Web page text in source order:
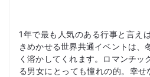
1年で最も人気のある行事と言え
きめかせる世界共通イベントは、
く溶かしてくれます。ロマンチッ
る男女にとっても憧れの的。幸